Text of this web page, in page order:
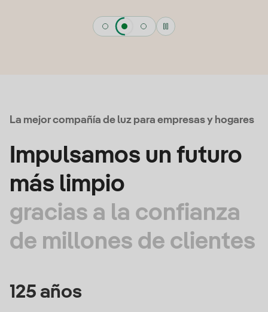
La mejor compañía de luz para empresas y hogares
Impulsamos un futuro
más limpio
gracias a la confianza
de millones de clientes
125 años